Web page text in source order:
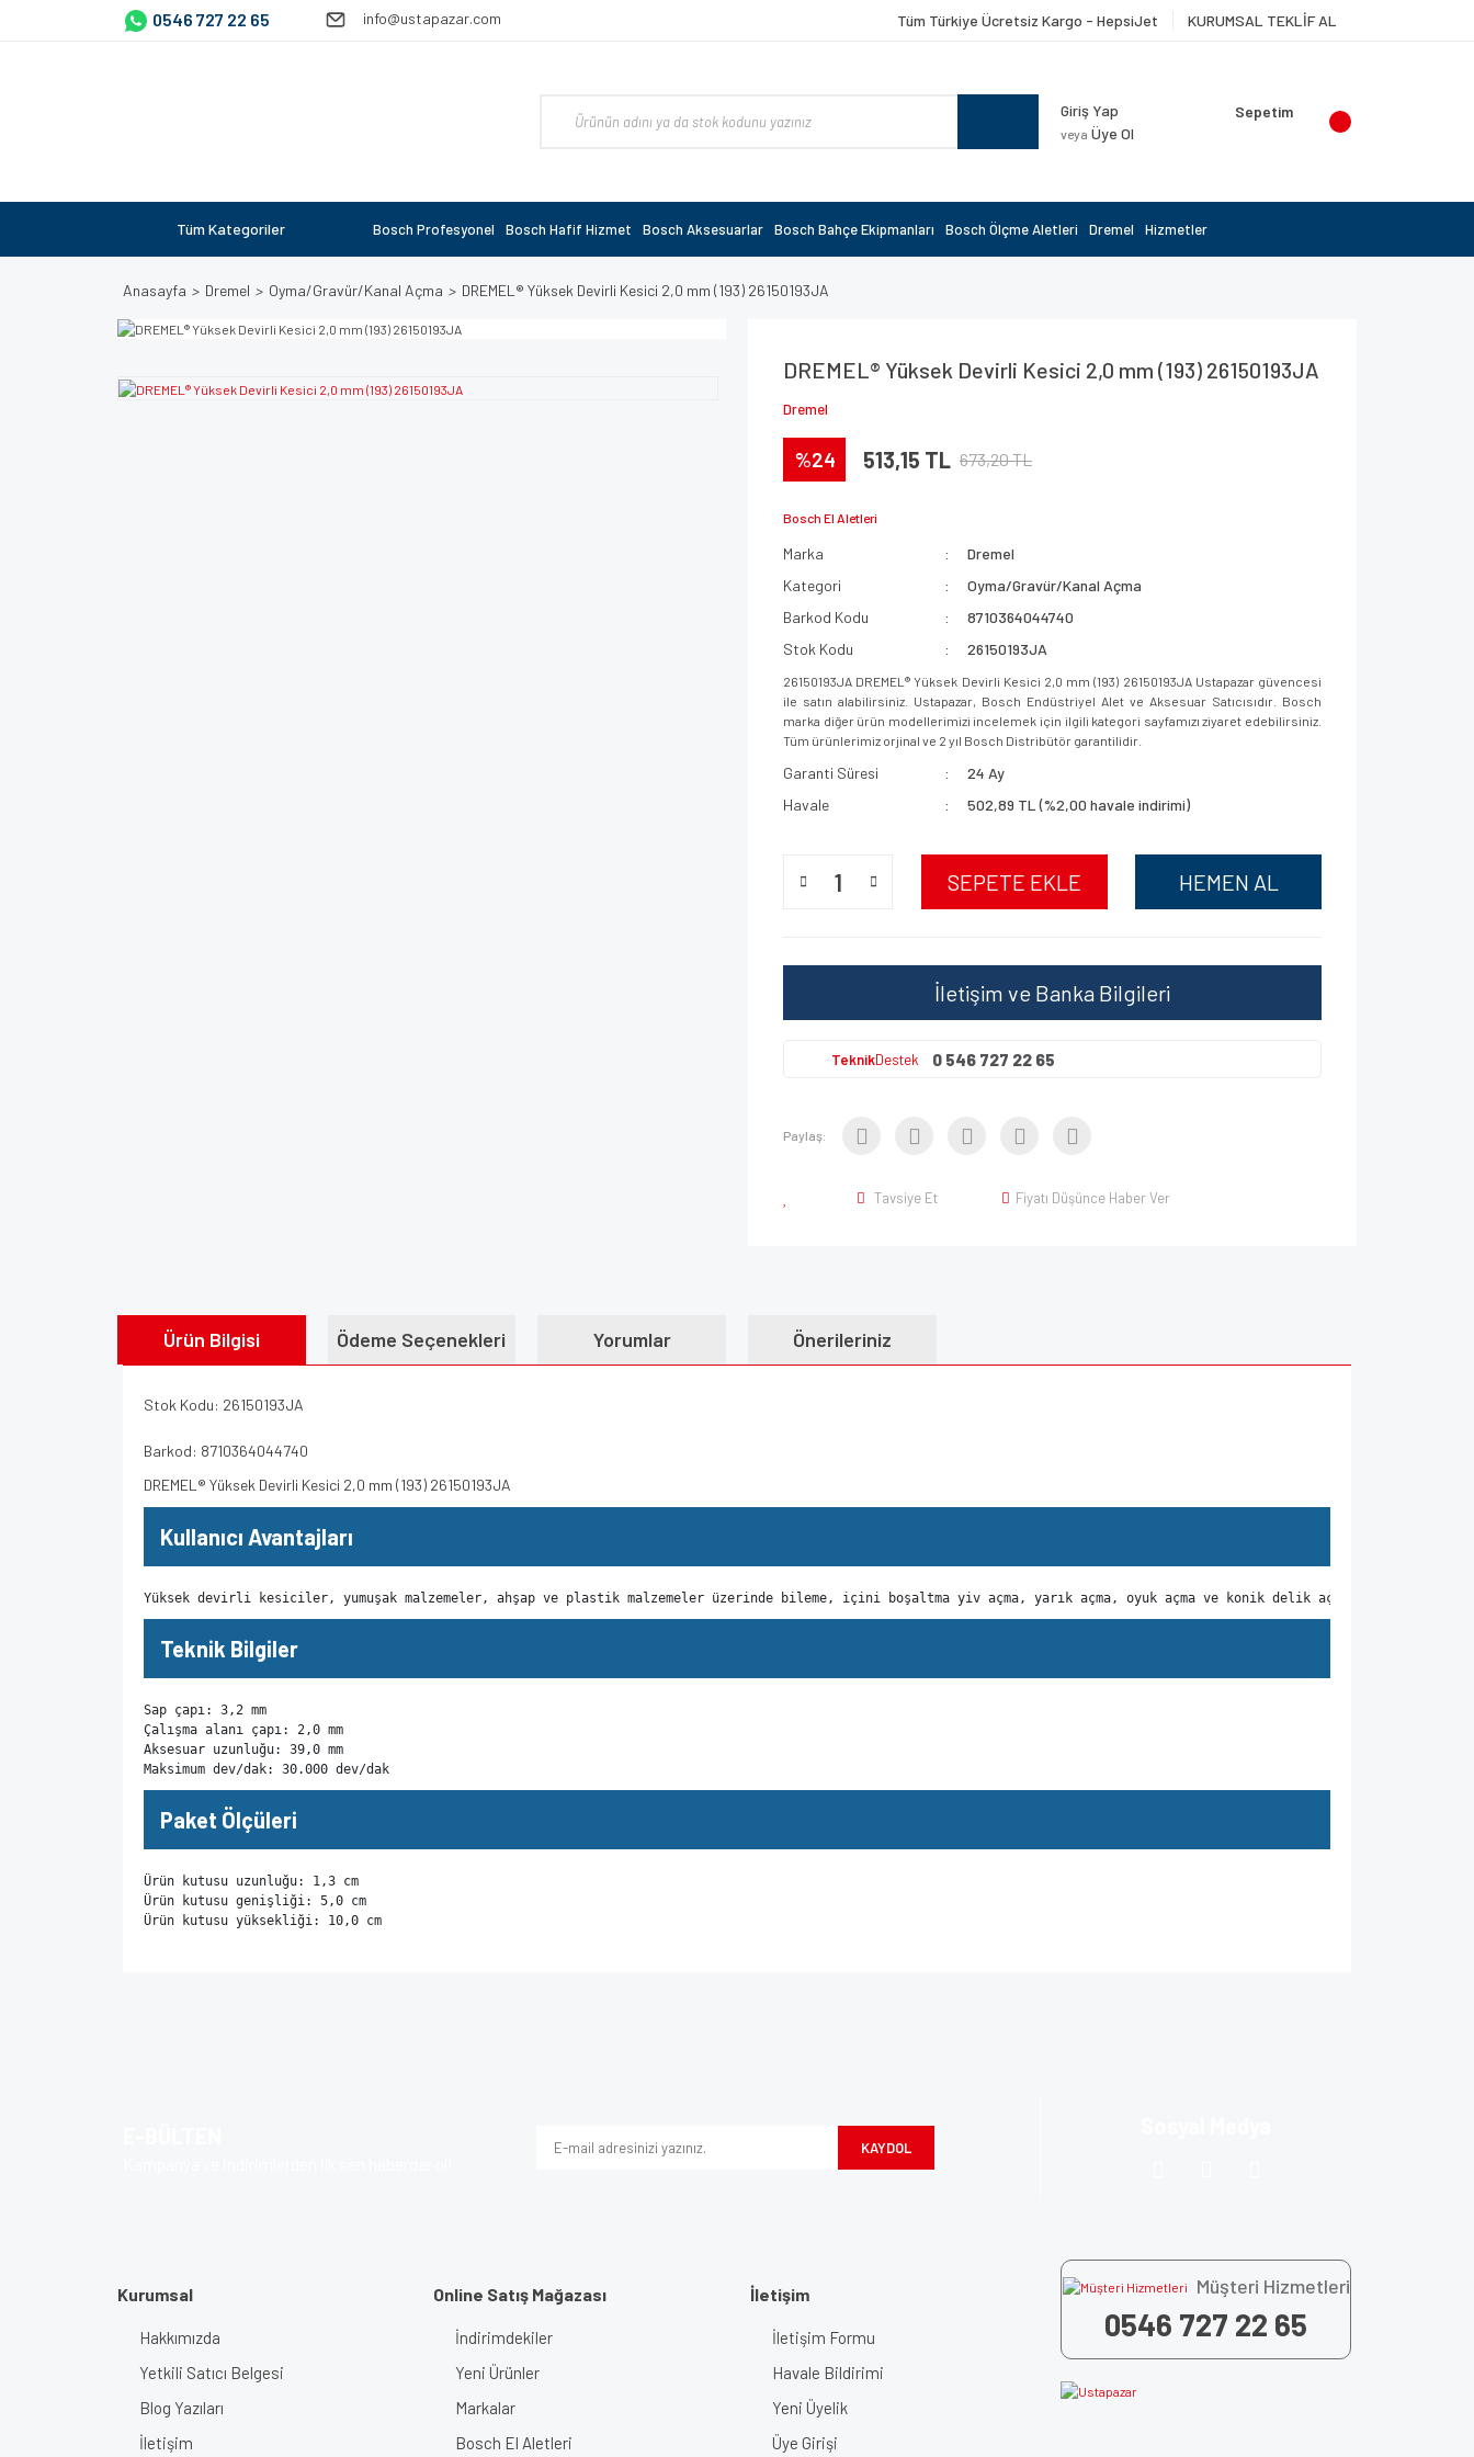
0546 727 22 65 info@ustapazar.com Tüm Türkiye Ücretsiz Kargo - HepsiJet KURUMSAL TEKLİF AL
Giriş Yap
veya Üye Ol
Sepetim
Tüm Kategoriler Bosch Profesyonel Bosch Hafif Hizmet Bosch Aksesuarlar Bosch Bahçe Ekipmanları Bosch Ölçme Aletleri Dremel Hizmetler
Anasayfa Dremel Oyma/Gravür/Kanal Açma DREMEL® Yüksek Devirli Kesici 2,0 mm (193) 26150193JA
DREMEL® Yüksek Devirli Kesici 2,0 mm (193) 26150193JA
Dremel
%24 513,15 TL 673,20 TL
Bosch El Aletleri
Marka
Dremel
Kategori
Oyma/Gravür/Kanal Açma
Barkod Kodu
8710364044740
Stok Kodu
26150193JA
26150193JA DREMEL® Yüksek Devirli Kesici 2,0 mm (193) 26150193JA Ustapazar güvencesi
ile satın alabilirsiniz. Ustapazar, Bosch Endüstriyel Alet ve Aksesuar Satıcısıdır. Bosch
marka diğer ürün modellerimizi incelemek için ilgili kategori sayfamızı ziyaret edebilirsiniz.
Tüm ürünlerimiz orjinal ve 2 yıl Bosch Distribütör garantilidir.
Garanti Süresi
24 Ay
Havale
502,89 TL (%2,00 havale indirimi)
SEPETE EKLE HEMEN AL
İletişim ve Banka Bilgileri
TeknikDestek 0 546 727 22 65
Paylaş:
Tavsiye Et Fiyatı Düşünce Haber Ver
Ürün Bilgisi Ödeme Seçenekleri Yorumlar Önerileriniz
Stok Kodu: 26150193JA
Barkod: 8710364044740
DREMEL® Yüksek Devirli Kesici 2,0 mm (193) 26150193JA
Kullanıcı Avantajları
Yüksek devirli kesiciler, yumuşak malzemeler, ahşap ve plastik malzemeler üzerinde bileme, içini boşaltma yiv açma, yarık açma, oyuk açma ve konik delik açma işleri için
Teknik Bilgiler
Sap çapı: 3,2 mm
Çalışma alanı çapı: 2,0 mm
Aksesuar uzunluğu: 39,0 mm
Maksimum dev/dak: 30.000 dev/dak
Paket Ölçüleri
Ürün kutusu uzunluğu: 1,3 cm
Ürün kutusu genişliği: 5,0 cm
Ürün kutusu yüksekliği: 10,0 cm
KAYDOL
Kurumsal
Hakkımızda
Yetkili Satıcı Belgesi
Blog Yazıları
İletişim
Online Satış Mağazası
İndirimdekiler
Yeni Ürünler
Markalar
Bosch El Aletleri
İletişim
İletişim Formu
Havale Bildirimi
Yeni Üyelik
Üye Girişi
Müşteri Hizmetleri
0546 727 22 65